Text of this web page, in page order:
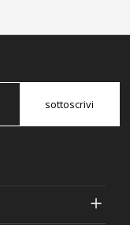
sottoscrivi